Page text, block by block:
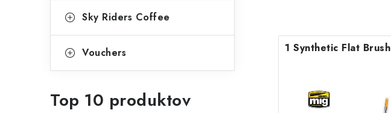
Sky Riders Coffee
Vouchers
Top 10 produktov
1 Synthetic Flat Brush